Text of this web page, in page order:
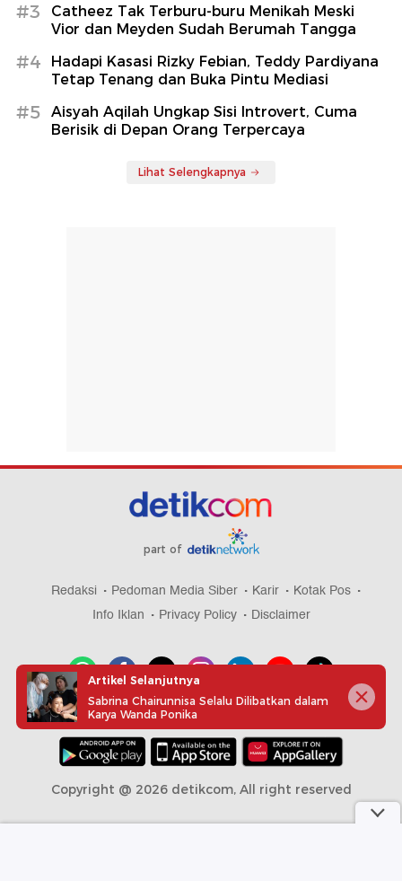
#3
Catheez Tak Terburu-buru Menikah Meski
Vior dan Meyden Sudah Berumah Tangga
#4
Hadapi Kasasi Rizky Febian, Teddy Pardiyana
Tetap Tenang dan Buka Pintu Mediasi
#5
Aisyah Aqilah Ungkap Sisi Introvert, Cuma
Berisik di Depan Orang Terpercaya
Lihat Selengkapnya
part of
Redaksi Pedoman Media Siber Karir
Kotak Pos
Info Iklan
Privacy Policy Disclaimer
Download aplikasi detikcom
Copyright @ 2026 detikcom, All right reserved
Artikel Selanjutnya
Sabrina Chairunnisa Selalu Dilibatkan dalam
Karya Wanda Ponika